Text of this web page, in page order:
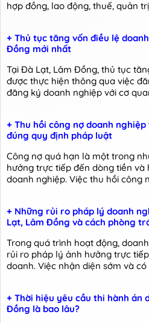
hợp đồng, lao động, thuế, quản
+ Thủ tục tăng vốn điều lệ
Đồng mới nhất
Tại Đà Lạt, Lâm Đồng, thủ tục
được thực hiện thông qua việc
đăng ký doanh nghiệp với cơ
+ Thu hồi công nợ doanh
đúng quy định pháp luật
Công nợ quá hạn là một trong
hưởng trực tiếp đến dòng tiền
doanh nghiệp. Việc thu hồi công
+ Những rủi ro pháp lý doanh
Lạt, Lâm Đồng và cách phòng
Trong quá trình hoạt động,
rủi ro pháp lý ảnh hưởng trực
doanh. Việc nhận diện sớm và
+ Thời hiệu yêu cầu thi hành án
Đồng là bao lâu?